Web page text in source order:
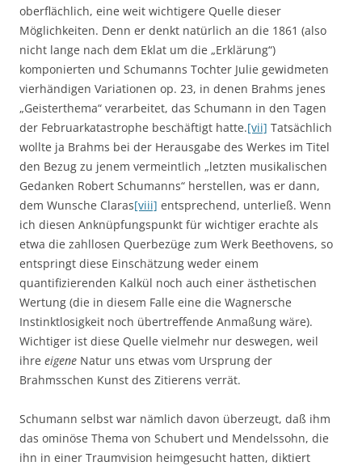
oberflächlich, eine weit wichtigere Quelle dieser
Möglichkeiten. Denn er denkt natürlich an die 1861 (also
nicht lange nach dem Eklat um die „Erklärung“)
komponierten und Schumanns Tochter Julie gewidmeten
vierhändigen Variationen op. 23, in denen Brahms jenes
„Geisterthema“ verarbeitet, das Schumann in den Tagen
der Februarkatastrophe beschäftigt hatte.[vii] Tatsächlich
wollte ja Brahms bei der Herausgabe des Werkes im Titel
den Bezug zu jenem vermeintlich „letzten musikalischen
Gedanken Robert Schumanns“ herstellen, was er dann,
dem Wunsche Claras[viii] entsprechend, unterließ. Wenn
ich diesen Anknüpfungspunkt für wichtiger erachte als
etwa die zahllosen Querbezüge zum Werk Beethovens, so
entspringt diese Einschätzung weder einem
quantifizierenden Kalkül noch auch einer ästhetischen
Wertung (die in diesem Falle eine die Wagnersche
Instinktlosigkeit noch übertreffende Anmaßung wäre).
Wichtiger ist diese Quelle vielmehr nur deswegen, weil
ihre eigene Natur uns etwas vom Ursprung der
Brahmsschen Kunst des Zitierens verrät.
Schumann selbst war nämlich davon überzeugt, daß ihm
das ominöse Thema von Schubert und Mendelssohn, die
ihn in einer Traumvision heimgesucht hatten, diktiert